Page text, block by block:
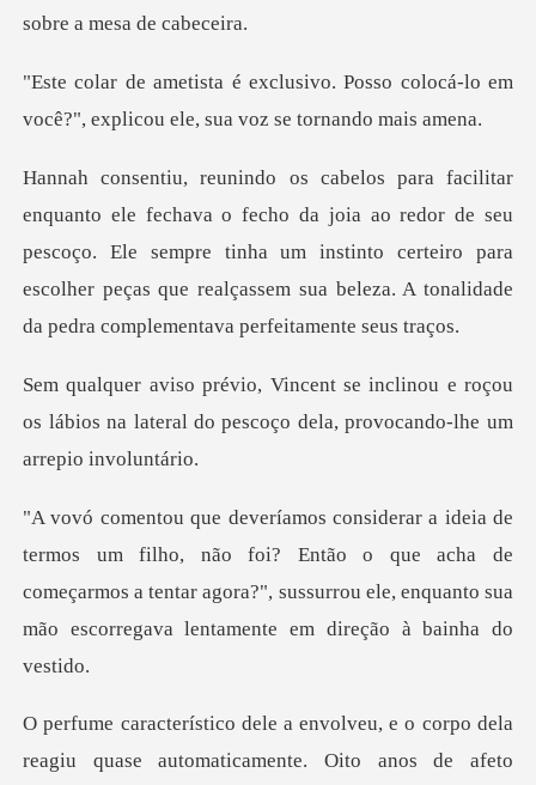
Posso colocá-lo em
você?", explicou
ia ao redor de seu
pescoço. Ele sempre tinha um instinto certeiro para
escolher peças q
ou e roçou
os lábios na lateral do pescoço d
ão foi? Então o que acha de
começarmos a tentar agora?", sussurrou ele,
se automaticamente. Oito anos de afeto